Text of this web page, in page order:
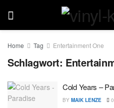
Home Tag Entertainment One
Schlagwort:
Cold Years –
BY MAIK LENZE